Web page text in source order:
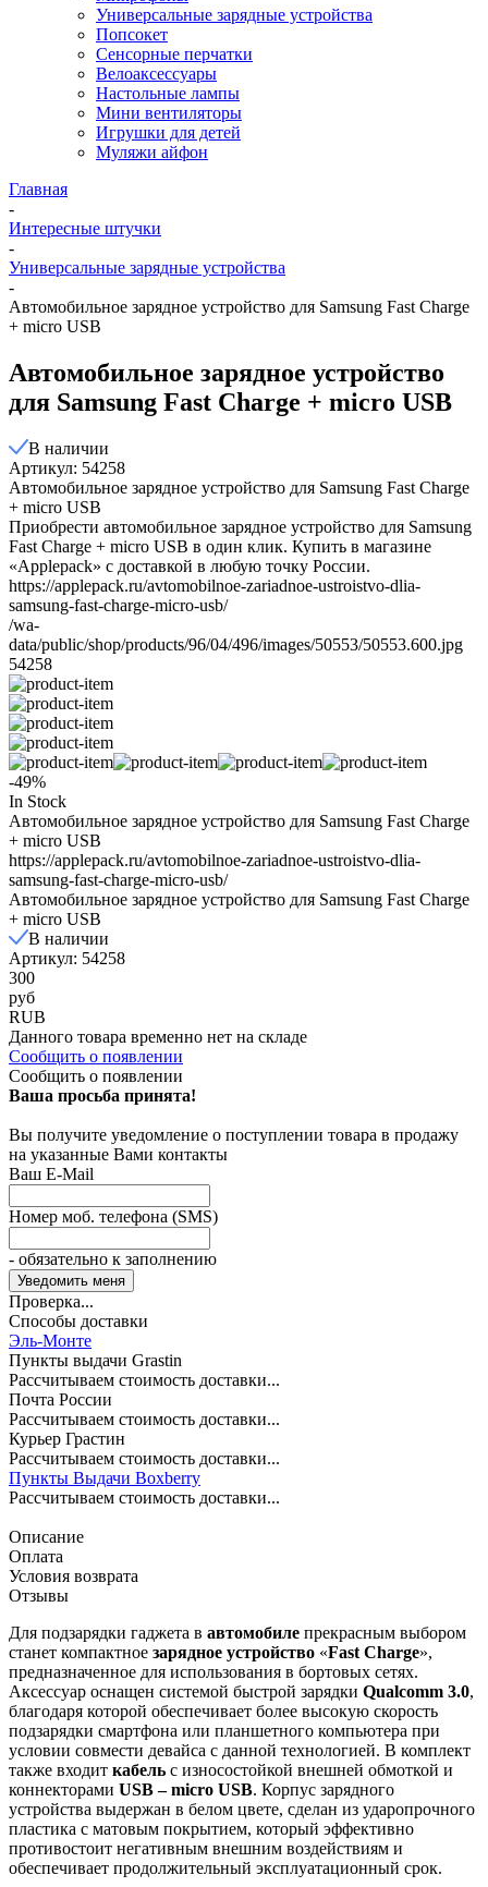
Универсальные зарядные устройства
Попсокет
Сенсорные перчатки
Велоаксессуары
Настольные лампы
Мини вентиляторы
Игрушки для детей
Муляжи айфон
Главная
-
Интересные штучки
-
Универсальные зарядные устройства
-
Автомобильное зарядное устройство для Samsung Fast Charge
+ micro USB
Автомобильное зарядное устройство
для Samsung Fast Charge + micro USB
В наличии
Артикул: 54258
Автомобильное зарядное устройство для Samsung Fast Charge
+ micro USB
Приобрести автомобильное зарядное устройство для Samsung
Fast Charge + micro USB в один клик. Купить в магазине
«Applepack» с доставкой в любую точку России.
https://applepack.ru/avtomobilnoe-zariadnoe-ustroistvo-dlia-
samsung-fast-charge-micro-usb/
/wa-
data/public/shop/products/96/04/496/images/50553/50553.600.jpg
54258
-49%
In Stock
Автомобильное зарядное устройство для Samsung Fast Charge
+ micro USB
https://applepack.ru/avtomobilnoe-zariadnoe-ustroistvo-dlia-
samsung-fast-charge-micro-usb/
Автомобильное зарядное устройство для Samsung Fast Charge
+ micro USB
В наличии
Артикул: 54258
300
руб
RUB
Данного товара временно нет на складе
Сообщить о появлении
Сообщить о появлении
Ваша просьба принята!
Вы получите уведомление о поступлении товара в продажу
на указанные Вами контакты
Ваш E-Mail
Номер моб. телефона (SMS)
- обязательно к заполнению
Проверка...
Способы доставки
Эль-Монте
Пункты выдачи Grastin
Рассчитываем стоимость доставки...
Почта России
Рассчитываем стоимость доставки...
Курьер Грастин
Рассчитываем стоимость доставки...
Пункты Выдачи Boxberry
Рассчитываем стоимость доставки...
Описание
Оплата
Условия возврата
Отзывы
Для подзарядки гаджета в автомобиле прекрасным выбором
станет компактное зарядное устройство «Fast Charge»,
предназначенное для использования в бортовых сетях.
Аксессуар оснащен системой быстрой зарядки Qualcomm 3.0,
благодаря которой обеспечивает более высокую скорость
подзарядки смартфона или планшетного компьютера при
условии совмести девайса с данной технологией. В комплект
также входит кабель с износостойкой внешней обмоткой и
коннекторами USB – micro USB. Корпус зарядного
устройства выдержан в белом цвете, сделан из ударопрочного
пластика с матовым покрытием, который эффективно
противостоит негативным внешним воздействиям и
обеспечивает продолжительный эксплуатационный срок.